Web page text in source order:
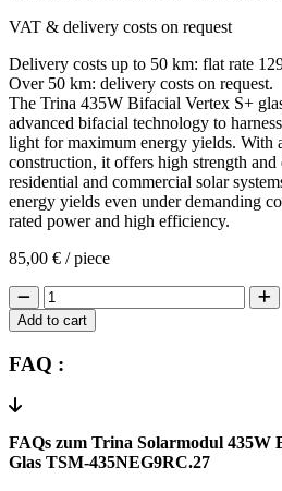
VAT & delivery costs on request
Delivery costs up to 50 km: flat rate
Over 50 km: delivery costs on request.
The Trina 435W Bifacial Vertex S+
advanced bifacial technology to
light for maximum energy yields. With
construction, it offers high strength
residential and commercial solar
energy yields even under demanding
rated power and high efficiency.
85,00 € / piece
Trina
solar
module
435W
bifacial
S+
glass
TSM-
Add to cart
FAQ :
FAQs zum Trina Solarmodul 435W
Glas TSM-435NEG9RC.27